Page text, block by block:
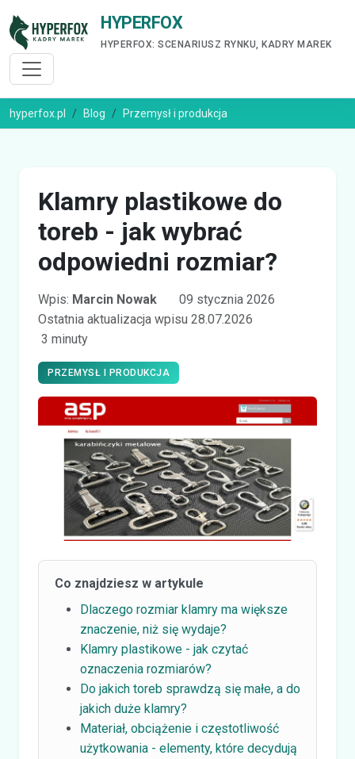
HYPERFOX
HYPERFOX: SCENARIUSZ RYNKU, KADRY MAREK
hyperfox.pl Blog Przemysł i produkcja
Klamry plastikowe do
toreb - jak wybrać
odpowiedni rozmiar?
Wpis: Marcin Nowak
09 stycznia 2026
Ostatnia aktualizacja wpisu 28.07.2026
3 minuty
PRZEMYSŁ I PRODUKCJA
Co znajdziesz w artykule
Dlaczego rozmiar klamry ma większe
znaczenie, niż się wydaje?
Klamry plastikowe - jak czytać
oznaczenia rozmiarów?
Do jakich toreb sprawdzą się małe, a do
jakich duże klamry?
Materiał, obciążenie i częstotliwość
użytkowania - elementy, które decydują